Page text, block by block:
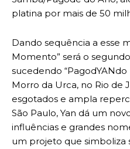
platina por mais de 50
Dando sequência a esse
Momento” será o
sucedendo “PagodYANdo
Morro da Urca, no Rio de
esgotados e ampla
São Paulo, Yan dá um
influências e grandes
um projeto que simboliza